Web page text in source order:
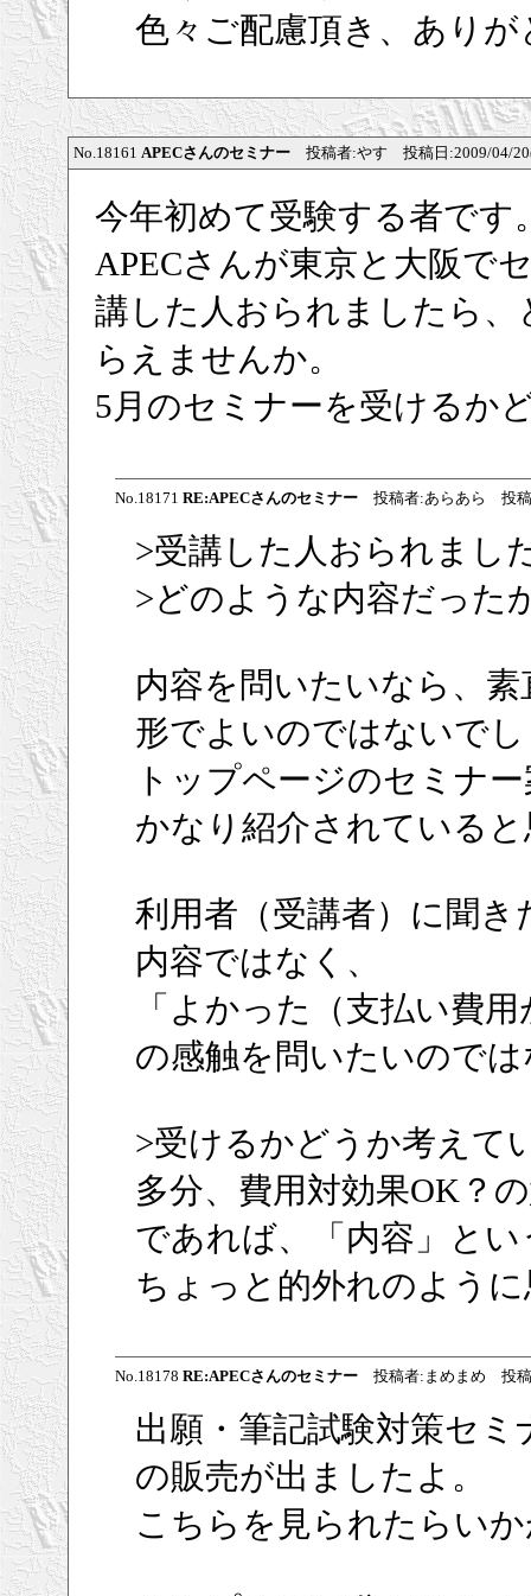
色々ご配慮頂き、あり
No.18161 APECさんのセミナー投稿者:やす 投稿日:2009/04/
今年初めて受験する者です
APECさんが東京と大阪で
講した人おられましたら
らえませんか。
5月のセミナーを受けるか
No.18171 RE:APECさんのセミナー投稿者:あらあら 投稿
>受講した人おられまし
>どのような内容だった
内容を問いたいなら、
形でよいのではないで
トップページのセミナ
かなり紹介されている
利用者（受講者）に聞
内容ではなく、
「よかった（支払い費
の感触を問いたいので
>受けるかどうか考えて
多分、費用対効果OK？
であれば、「内容」と
ちょっと的外れのよう
No.18178 RE:APECさんのセミナー投稿者:まめまめ 投稿
出願・筆記試験対策セ
の販売が出ましたよ。
こちらを見られたらい